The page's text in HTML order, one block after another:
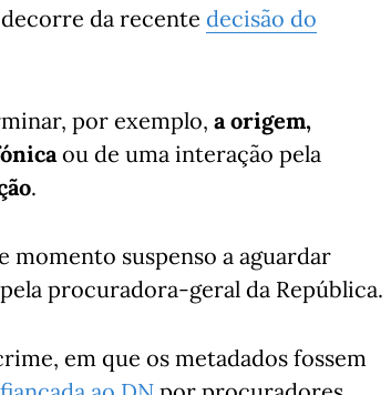
da recente decisão do
por exemplo, a origem,
ou de uma interação pela
.
momento suspenso a aguardar
procuradora-geral da República.
em que os metadados fossem